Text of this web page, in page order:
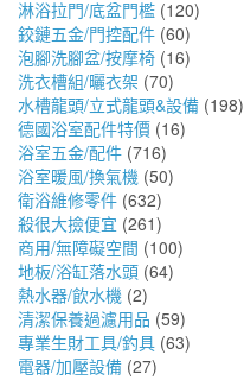
淋浴拉門/底盆門檻 (120)
鉸鏈五金/門控配件 (60)
泡腳洗腳盆/按摩椅 (16)
洗衣槽組/曬衣架 (70)
水槽龍頭/立式龍頭&設備 (198)
德國浴室配件特價 (16)
浴室五金/配件 (716)
浴室暖風/換氣機 (50)
衛浴維修零件 (632)
殺很大撿便宜 (261)
商用/無障礙空間 (100)
地板/浴缸落水頭 (64)
熱水器/飲水機 (2)
清潔保養過濾用品 (59)
專業生財工具/釣具 (63)
電器/加壓設備 (27)